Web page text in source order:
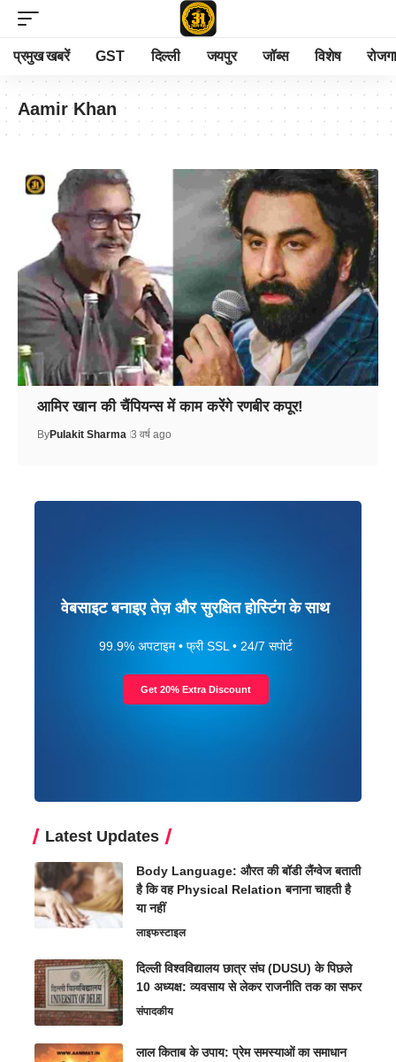
प्रमुख खबरें GST दिल्ली जयपुर जॉब्स विशेष
Aamir Khan
आमिर खान की चैंपियन्स में काम करेंगे रणबीर कपूर!
ByPulakit Sharma 3 वर्ष ago
वेबसाइट बनाइए तेज़ और सुरक्षित होस्टिंग के साथ
99.9% अपटाइम • फ्री SSL • 24/7 सपोर्ट
Get 20% Extra Discount
Latest Updates
Body Language: औरत की बॉडी लैंग्वेज बताती
है कि वह Physical Relation बनाना चाहती है
या नहीं
लाइफस्टाइल
दिल्ली विश्वविद्यालय छात्र संघ (DUSU) के पिछले
10 अध्यक्ष: व्यवसाय से लेकर राजनीति तक का सफर
संपादकीय
लाल किताब के उपाय: प्रेम समस्याओं का समाधान